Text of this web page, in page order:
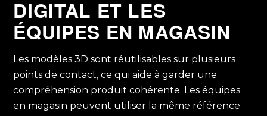
DIGITAL ET LES
ÉQUIPES EN MAGASIN
Les modèles 3D sont réutilisables sur plusieurs
points de contact, ce qui aide à garder une
compréhension produit cohérente. Les équipes
en magasin peuvent utiliser la même référence